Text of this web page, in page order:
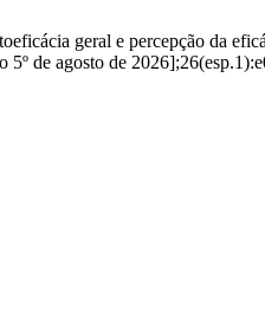
geral e percepção da
5º de agosto de